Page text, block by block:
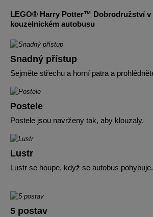
LEGO® Harry Potter™ Dobrodružství v
kouzelnickém autobusu
Snadný přístup
Sejměte střechu a horní patra a
Postele
Postele jsou navrženy tak, aby klouzaly.
Lustr
Lustr se houpe, když se autobus pohybuje.
5 postav